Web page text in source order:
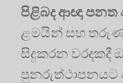
පිළිබද ආඥා පනත
ළමයින් සහ
සිදුකරන වරදකදී
පුනරුත්ථාපනයට